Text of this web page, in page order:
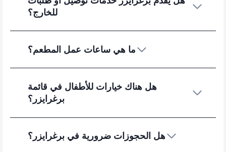
للخارج؟
ما هي ساعات عمل المطعم؟
هل هناك خيارات للأطفال في قائمة
برغرايزر؟
هل الحجوزات ضرورية في برغرايزر؟